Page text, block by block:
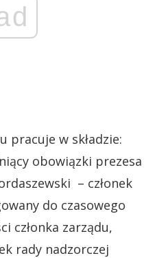
pracuje w składzie:
obowiązki prezesa
– członek
do czasowego
członka zarządu,
rady nadzorczej